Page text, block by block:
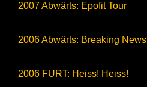
2007 Abwärts: Epofit Tour
2006 Abwärts: Breaking News
2006 FURT: Heiss! Heiss!